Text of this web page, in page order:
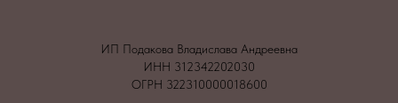
ИП Подакова Владислава Андреевна
ИНН 312342202030
ОГРН 322310000018600